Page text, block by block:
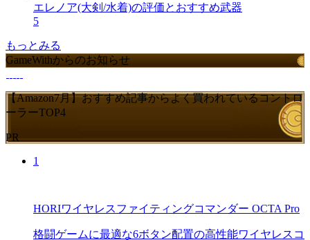
エレノア(大剣/水着)の評価とおすすめ武器
5
もっとみる
GameWithからのお知らせ
【Amazon7月】おすすめ記事からよく買われているコントロ
ーラーTOP4
PR
1
HORIワイヤレスファイティングコマンダー OCTA Pro
格闘ゲームに最適な6ボタン配置の高性能ワイヤレスコ